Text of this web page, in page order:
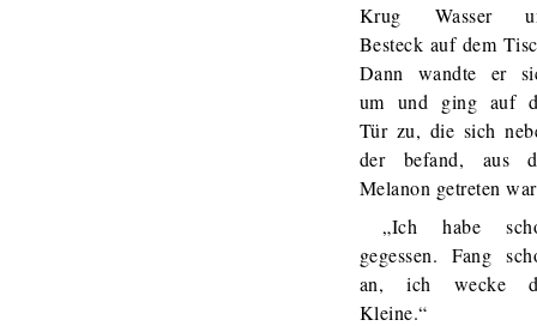
Krug Wasser
Besteck auf dem
Dann wandte er
um und ging auf
Tür zu, die sich
der befand, aus
Melanon getreten
„Ich habe
gegessen. Fang
an, ich wecke
Kleine.“